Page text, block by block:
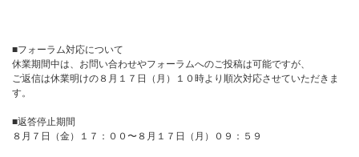
■フォーラム対応について
休業期間中は、お問い合わせやフォーラムへのご投稿は可能ですが、
ご返信は休業明けの８月１７日（月）１０時より順次対応させていただきま
す。
■返答停止期間
８月７日（金）１７：００〜８月１７日（月）０９：５９